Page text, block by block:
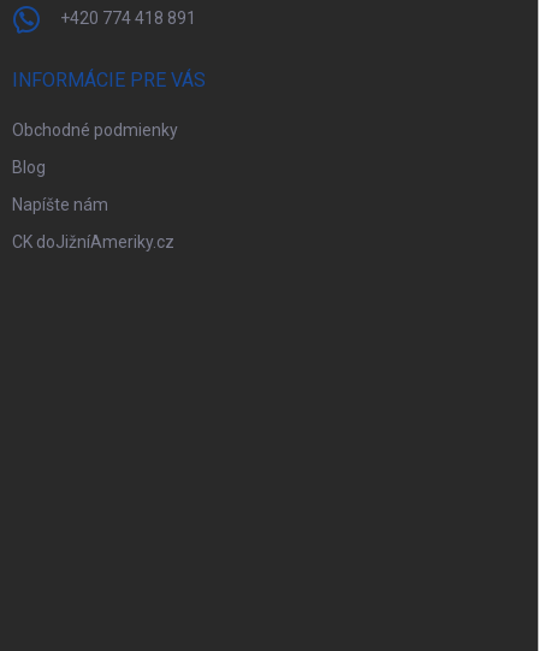
+420 774 418 891
INFORMÁCIE PRE VÁS
Obchodné podmienky
Blog
Napíšte nám
CK doJižníAmeriky.cz